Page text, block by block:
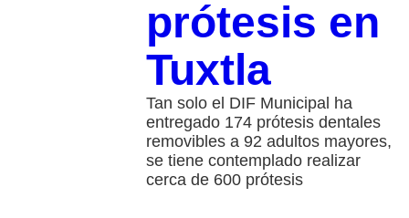
prótesis en
Tuxtla
Tan solo el DIF Municipal ha
entregado 174 prótesis dentales
removibles a 92 adultos mayores,
se tiene contemplado realizar
cerca de 600 prótesis